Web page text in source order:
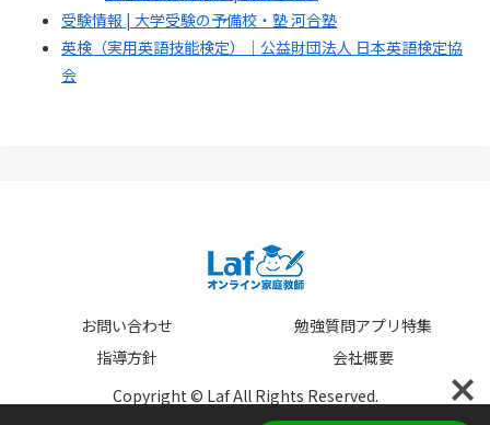
受験情報 | 大学受験の予備校・塾 河合塾
英検（実用英語技能検定）｜公益財団法人 日本英語検定協
会
お問い合わせ
勉強質問アプリ特集
指導方針
会社概要
Copyright © Laf All Rights Reserved.